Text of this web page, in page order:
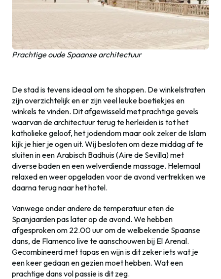
Prachtige oude Spaanse architectuur
De stad is tevens ideaal om te shoppen. De winkelstraten
zijn overzichtelijk en er zijn veel leuke boetiekjes en
winkels te vinden. Dit afgewisseld met prachtige gevels
waarvan de architectuur terug te herleiden is tot het
katholieke geloof, het jodendom maar ook zeker de Islam
kijk je hier je ogen uit. Wij besloten om deze middag af te
sluiten in een Arabisch Badhuis (Aire de Sevilla) met
diverse baden en een welverdiende massage. Helemaal
relaxed en weer opgeladen voor de avond vertrekken we
daarna terug naar het hotel.
Vanwege onder andere de temperatuur eten de
Spanjaarden pas later op de avond. We hebben
afgesproken om 22.00 uur om de welbekende Spaanse
dans, de Flamenco live te aanschouwen bij El Arenal.
Gecombineerd met tapas en wijn is dit zeker iets wat je
een keer gedaan en gezien moet hebben. Wat een
prachtige dans vol passie is dit zeg.